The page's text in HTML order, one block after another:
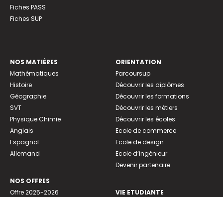
Fiches PASS
Fiches SUP
NOS MATIÈRES
Mathématiques
Histoire
Géographie
SVT
Physique Chimie
Anglais
Espagnol
Allemand
NOS OFFRES
Offre 2025-2026
ORIENTATION
Parcoursup
Découvrir les diplômes
Découvrir les formations
Découvrir les métiers
Découvrir les écoles
Ecole de commerce
Ecole de design
Ecole d’ingénieur
Devenir partenaire
VIE ETUDIANTE